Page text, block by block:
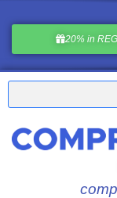
20% in